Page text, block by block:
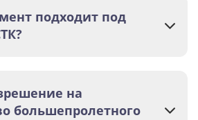
подходит под
на
большепролетного